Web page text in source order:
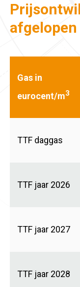
Gas in
eurocent/m3
TTF daggas
TTF jaar 2026
TTF jaar 2027
TTF jaar 2028